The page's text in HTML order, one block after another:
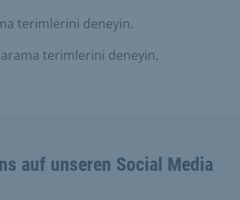
terimlerini deneyin.
terimlerini deneyin.
auf unseren Social Media